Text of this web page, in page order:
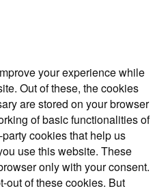
your experience while
Out of these, the cookies
are stored on your browser
of basic functionalities of
cookies that help us
use this website. These
only with your consent.
out of these cookies. But